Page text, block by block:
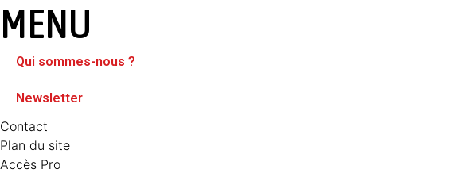
MENU
Qui sommes-nous ?
Newsletter
Contact
Plan du site
Accès Pro